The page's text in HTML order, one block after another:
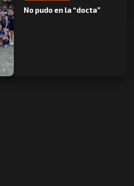
No pudo en la “docta”